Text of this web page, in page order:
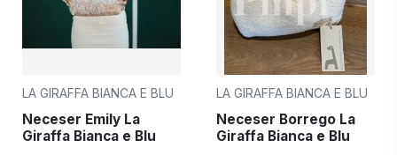
LA GIRAFFA BIANCA E BLU
Neceser Emily La
Giraffa Bianca e Blu
LA GIRAFFA BIANCA E BLU
Neceser Borrego La
Giraffa Bianca e Blu